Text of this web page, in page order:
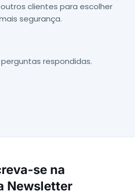
clientes para escolher
segurança.
respondidas.
se na
Newsletter